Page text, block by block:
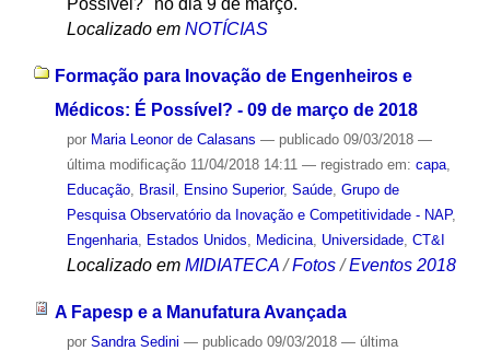
Possível?" no dia 9 de março.
Localizado em NOTÍCIAS
Formação para Inovação de Engenheiros e
Médicos: É Possível? - 09 de março de 2018
por Maria Leonor de Calasans — publicado09/03/2018 —
última modificação11/04/2018 14:11 — registrado em: capa,
Educação, Brasil , Ensino Superior, Saúde, Grupo de
Pesquisa Observatório da Inovação e Competitividade - NAP,
Engenharia, Estados Unidos, Medicina, Universidade, CT&I
Localizado em MIDIATECA /Fotos /Eventos 2018
A Fapesp e a Manufatura Avançada
por Sandra Sedini — publicado09/03/2018 — última